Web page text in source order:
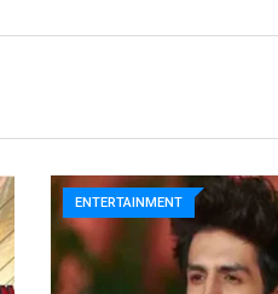
ENTERTAINMENT